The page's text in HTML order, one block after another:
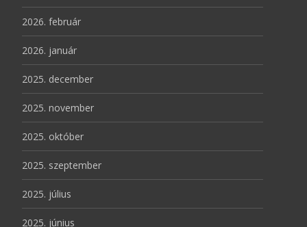
2026. február
2026. január
2025. december
2025. november
2025. október
2025. szeptember
2025. július
2025. június